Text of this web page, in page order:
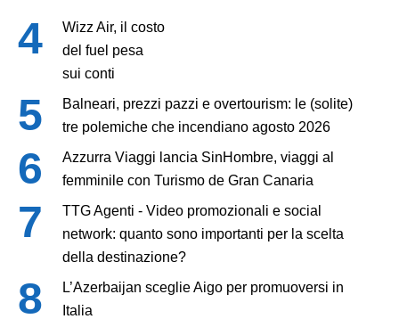
Wizz Air, il costo
del fuel pesa
sui conti
Balneari, prezzi pazzi e overtourism: le (solite)
tre polemiche che incendiano agosto 2026
Azzurra Viaggi lancia SinHombre, viaggi al
femminile con Turismo de Gran Canaria
TTG Agenti - Video promozionali e social
network: quanto sono importanti per la scelta
della destinazione?
L’Azerbaijan sceglie Aigo per promuoversi in
Italia